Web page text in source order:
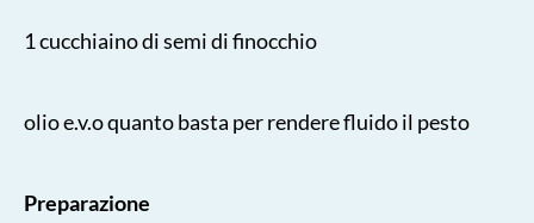
1 cucchiaino di semi di finocchio
olio e.v.o quanto basta per rendere fluido il pesto
Preparazione